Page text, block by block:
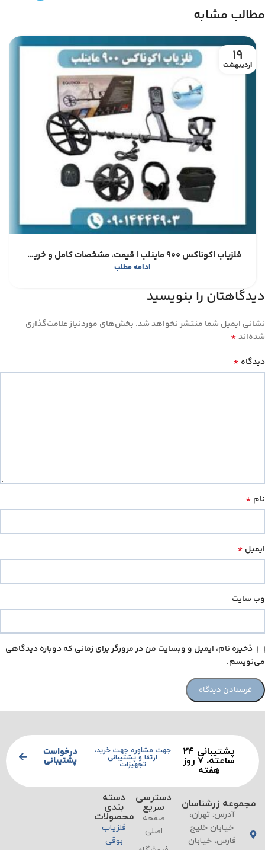
مطالب مشابه
19
اردیبهشت
فلزیاب اکوناکس ۹۰۰ ماینلب | قیمت، مشخصات کامل و خرید Equinox 900
ادامه مطلب
دیدگاهتان را بنویسید
نشانی ایمیل شما منتشر نخواهد شد. بخش‌های موردنیاز علامت‌گذاری
شده‌اند*
دیدگاه *
نام *
ایمیل *
وب‌ سایت
ذخیره نام، ایمیل و وبسایت من در مرورگر برای زمانی که دوباره دیدگاهی
می‌نویسم.
پشتیبانی ۲۴
ساعته، ۷ روز
هفته
جهت مشاوره جهت خرید،
ارتقا و پشتیبانی
تجهیزات
درخواست
پشتیبانی
مجموعه زرشناسان
آدرس: تهران،
خیابان خلیج
فارس، خیابان
دسترسی
سریع
صفحه
اصلی
دسته
بندی
محصولات
فلزیاب
بوقی